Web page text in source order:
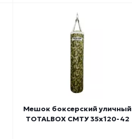
Мешок боксерский уличный
TOTALBOX СМТУ 35х120-42